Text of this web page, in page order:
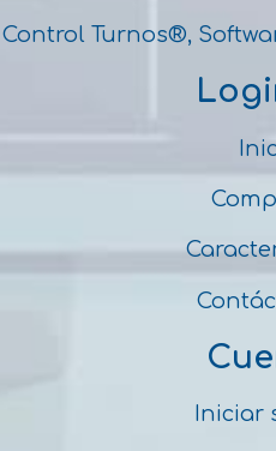
Control Turnos®,
Iniciar